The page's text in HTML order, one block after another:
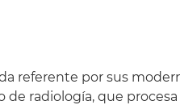
referente por sus
radiología, que